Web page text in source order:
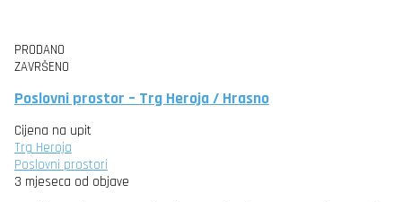
PRODANO
ZAVRŠENO
Poslovni prostor – Trg Heroja / Hrasno
Cijena na upit
Trg Heroja
Poslovni prostori
3 mjeseca od objave